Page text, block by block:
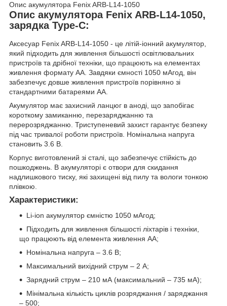
Опис акумулятора Fenix ARB-L14-1050
Опис акумулятора Fenix ARB-L14-1050,
зарядка Type-C:
Аксесуар Fenix ARB-L14-1050 - це літій-іонний акумулятор,
який підходить для живлення більшості освітлювальних
пристроїв та дрібної техніки, що працюють на елементах
живлення формату АА. Завдяки ємності 1050 мАгод, він
забезпечує довше живлення пристроїв порівняно зі
стандартними батареями АА.
Акумулятор має захисний ланцюг в аноді, що запобігає
короткому замиканню, перезаряджанню та
перерозряджанню. Триступеневий захист гарантує безпеку
під час тривалої роботи пристроїв. Номінальна напруга
становить 3.6 В.
Корпус виготовлений зі сталі, що забезпечує стійкість до
пошкоджень. В акумуляторі є отвори для скидання
надлишкового тиску, які захищені від пилу та вологи тонкою
плівкою.
Характеристики:
Li-ion акумулятор ємністю 1050 мАгод;
Підходить для живлення більшості ліхтарів і техніки,
що працюють від елемента живлення АА;
Номінальна напруга – 3.6 В;
Максимальний вихідний струм – 2 А;
Зарядний струм – 210 мА (максимальний – 735 мА);
Мінімальна кількість циклів розряджання / заряджання
– 500;